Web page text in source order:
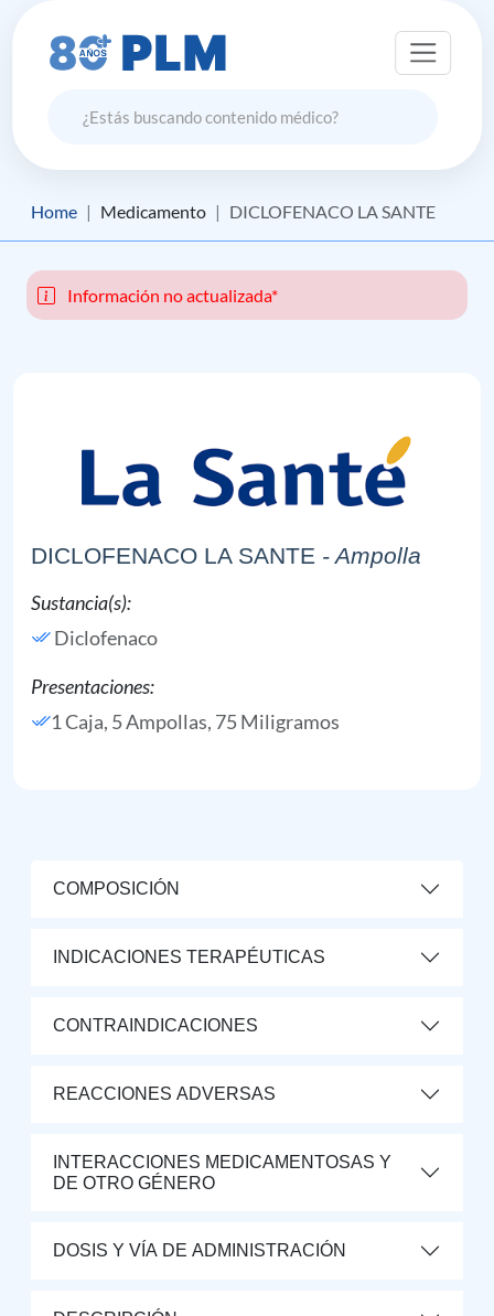
Home Medicamento DICLOFENACO LA SANTE
Información no actualizada*
DICLOFENACO LA SANTE - Ampolla
Sustancia(s):
Diclofenaco
Presentaciones:
1 Caja, 5 Ampollas, 75 Miligramos
COMPOSICIÓN
INDICACIONES TERAPÉUTICAS
CONTRAINDICACIONES
REACCIONES ADVERSAS
INTERACCIONES MEDICAMENTOSAS Y
DE OTRO GÉNERO
DOSIS Y VÍA DE ADMINISTRACIÓN